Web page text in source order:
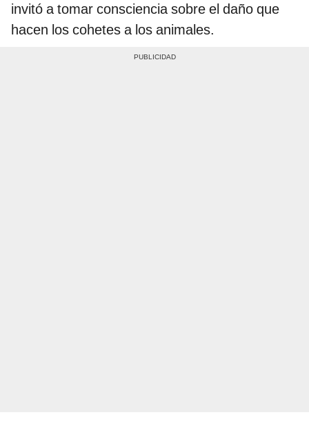
invitó a tomar consciencia sobre el daño que
hacen los cohetes a los animales.